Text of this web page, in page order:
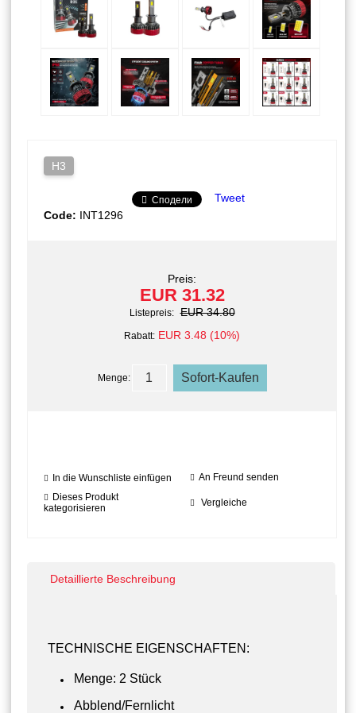
H3
Сподели
Tweet
Code: INT1296
Preis:
EUR 31.32
Listepreis: EUR 34.80
Rabatt: EUR 3.48 (10%)
Menge:
In die Wunschliste einfügen
An Freund senden
Dieses Produkt
kategorisieren
Vergleiche
Detaillierte Beschreibung
TECHNISCHE EIGENSCHAFTEN:
Menge: 2 Stück
Abblend/Fernlicht